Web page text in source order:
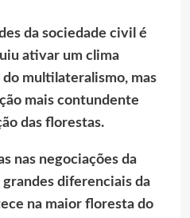
da sociedade civil é
ativar um clima
multilateralismo, mas
mais contundente
das florestas.
nas negociações da
grandes diferenciais da
na maior floresta do